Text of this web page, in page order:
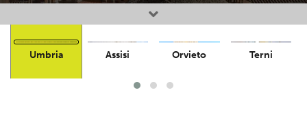
Attività preferite
Umbria Assisi Orvieto Terni